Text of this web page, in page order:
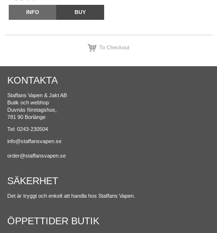
INFO BUY
To Checkout
KONTAKTA
Staffans Vapen & Jakt AB
Butik och webhop
Duvnäs företagshus,
781 90 Borlänge
Tel: 0243-230504
info@staffansvapen.se
order@staffansvapen.se
SÄKERHET
Det är tryggt och enkelt att handla hos Staffans Vapen.
ÖPPETTIDER BUTIK